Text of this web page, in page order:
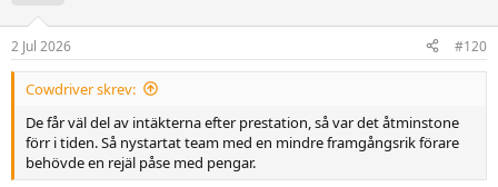
e
r
2 Jul 2026 #120
Cowdriver skrev:
De får väl del av intäkterna efter prestation, så var det åtminstone
förr i tiden. Så nystartat team med en mindre framgångsrik förare
behövde en rejäl påse med pengar.